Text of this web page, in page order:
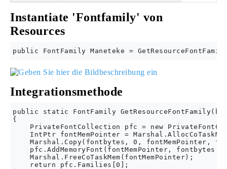
Instantiate 'Fontfamily' von
Resources
Integrationsmethode
public static FontFamily
{
PrivateFontCollection pfc = new
IntPtr fontMemPointer =
Marshal.Copy(fontbytes, 0, fontMemPointer,
pfc.AddMemoryFont(fontMemPointer,
    Marshal.FreeCoTaskMem(fontMemPointer);
    return pfc.Families[0];